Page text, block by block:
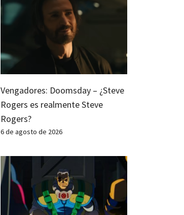
Vengadores: Doomsday – ¿Steve
Rogers es realmente Steve
Rogers?
6 de agosto de 2026